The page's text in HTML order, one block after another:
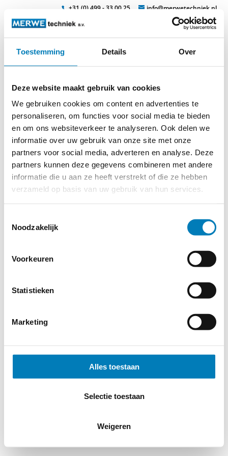
Toestemming Details Over
Deze website maakt gebruik van cookies
We gebruiken cookies om content en advertenties te
personaliseren, om functies voor social media te bieden
en om ons websiteverkeer te analyseren. Ook delen we
informatie over uw gebruik van onze site met onze
partners voor social media, adverteren en analyse. Deze
partners kunnen deze gegevens combineren met andere
informatie die u aan ze heeft verstrekt of die ze hebben
verzameld op basis van uw gebruik van hun services.
Noodzakelijk
Voorkeuren
Statistieken
Marketing
Alles toestaan
Selectie toestaan
Weigeren
+31 (0) 499 - 33 00 25 info@merwetechniek.nl
Veelzijdig in elektrotechnische producten
sticke25
© 2026MERWEtechniek B.V.-Disclaimer-Privacy Policy-
Cookieverklaring-Verdere contact gegevens